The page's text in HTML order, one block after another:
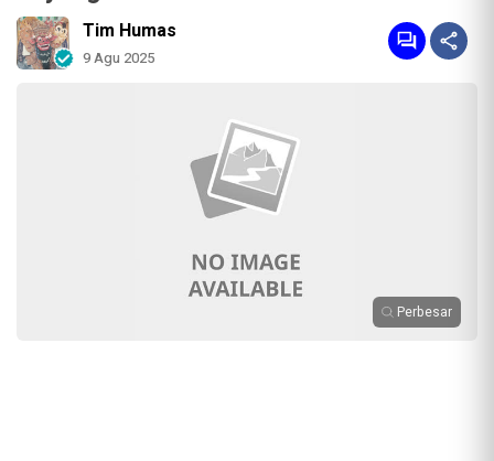
Tim Humas
9 Agu 2025
Perbesar